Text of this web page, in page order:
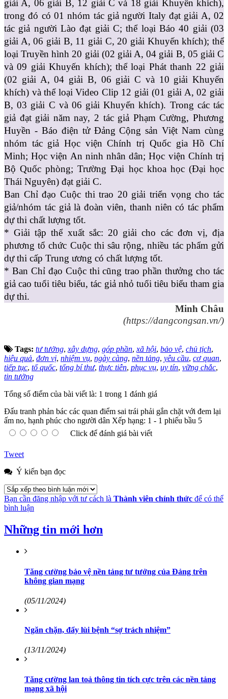
giải A, 06 giải B, 12 giải C và 18 giải Khuyến khích),
trong đó có 01 nhóm tác giả người Italy đạt giải A, 02
tác giả người Lào đạt giải C; thể loại Báo 40 giải (03
giải A, 06 giải B, 11 giải C, 20 giải Khuyến khích); thể
loại Truyền hình 20 giải (02 giải A, 04 giải B, 05 giải C
và 09 giải Khuyến khích); thể loại Phát thanh 22 giải
(02 giải A, 04 giải B, 06 giải C và 10 giải Khuyến
khích) và thể loại Video Clip 12 giải (01 giải A, 02 giải
B, 03 giải C và 06 giải Khuyến khích). Trong các tác
giả đạt giải năm nay, 2 tác giả Phạm Cường, Phương
Huyền - Báo điện tử Đảng Cộng sản Việt Nam cùng
nhóm tác giả Học viện Chính trị Quốc gia Hồ Chí
Minh; Học viện An ninh nhân dân; Học viện Chính trị
Bộ Quốc phòng; Trường Đại học khoa học (Đại học
Thái Nguyên) đạt giải C.
Ban Chỉ đạo Cuộc thi trao 20 giải triển vọng cho tác
giả/nhóm tác giả là đoàn viên, thanh niên có tác phẩm
dự thi chất lượng tốt.
* Giải tập thể xuất sắc: 20 giải cho các đơn vị, địa
phương tổ chức Cuộc thi sâu rộng, nhiều tác phẩm gửi
dự thi cấp Trung ương có chất lượng tốt.
* Ban Chỉ đạo Cuộc thi cũng trao phần thưởng cho tác
giả cao tuổi tiêu biểu, tác giả nhỏ tuổi tiêu biểu tham gia
dự thi.
Minh Châu
(https://dangcongsan.vn/)
Tags: tư tưởng,xây dựng, góp phần,xã hội, bảo vệ, chủ tịch,
hiệu quả, đơn vị, nhiệm vụ, ngày càng, nền tảng, yêu cầu, cơ quan,
tiếp tục, tổ quốc, tổng bí thư, thực tiễn, phục vụ, uy tín, vững chắc,
tin tưởng
Tổng số điểm của bài viết là: 1 trong 1 đánh giá
Đấu tranh phản bác các quan điểm sai trái phải gắn chặt với đem lại
ấm no, hạnh phúc cho người dân Xếp hạng: 1 - 1 phiếu bầu 5
Click để đánh giá bài viết
Tweet
Ý kiến bạn đọc
Bạn cần đăng nhập với tư cách là Thành viên chính thức để có thể
bình luận
Những tin mới hơn
Tăng cường bảo vệ nền tảng tư tưởng của Đảng trên
không gian mạng
(05/11/2024)
Ngăn chặn, đẩy lùi bệnh “sợ trách nhiệm”
(13/11/2024)
Tăng cường lan toả thông tin tích cực trên các nền tảng
mạng xã hội